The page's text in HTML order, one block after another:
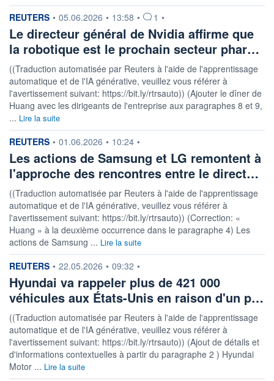
information fournie par
REUTERS • 05.06.2026 • 13:58 • 1 •
Le directeur général de Nvidia affirme que
la robotique est le prochain secteur phar…
((Traduction automatisée par Reuters à l'aide de l'apprentissage
automatique et de l'IA générative, veuillez vous référer à
l'avertissement suivant: https://bit.ly/rtrsauto)) (Ajouter le dîner de
Huang avec les dirigeants de l'entreprise aux paragraphes 8 et 9,
... Lire la suite
information fournie par
REUTERS • 01.06.2026 • 10:24 •
Les actions de Samsung et LG remontent à
l'approche des rencontres entre le direct…
((Traduction automatisée par Reuters à l'aide de l'apprentissage
automatique et de l'IA générative, veuillez vous référer à
l'avertissement suivant: https://bit.ly/rtrsauto)) (Correction: «
Huang » à la deuxième occurrence dans le paragraphe 4) Les
actions de Samsung ... Lire la suite
information fournie par
REUTERS • 22.05.2026 • 09:32 •
Hyundai va rappeler plus de 421 000
véhicules aux États-Unis en raison d'un p…
((Traduction automatisée par Reuters à l'aide de l'apprentissage
automatique et de l'IA générative, veuillez vous référer à
l'avertissement suivant: https://bit.ly/rtrsauto)) (Ajout de détails et
d'informations contextuelles à partir du paragraphe 2 ) Hyundai
Motor ... Lire la suite